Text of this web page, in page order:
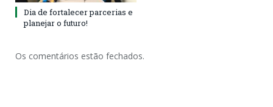
Dia de fortalecer parcerias e
planejar o futuro!
Os comentários estão fechados.